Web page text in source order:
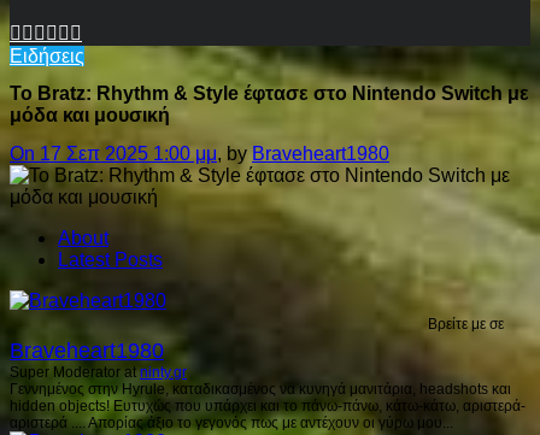
Ειδήσεις
Το Bratz: Rhythm & Style έφτασε στο Nintendo Switch με
μόδα και μουσική
On 17 Σεπ 2025 1:00 μμ, by Braveheart1980
About
Latest Posts
Βρείτε με σε
Braveheart1980
Super Moderator atninty.gr
Γεννημένος στην Hyrule, καταδικασμένος να κυνηγά μανιτάρια, headshots και
hidden objects! Ευτυχώς που υπάρχει και το πάνω-πάνω, κάτω-κάτω, αριστερά-
αριστερά .... Απορίας άξιο το γεγονός πως με αντέχουν οι γύρω μου...